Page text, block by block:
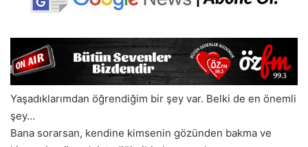
Yaşadıklarımdan öğrendiğim bir şey var. Belki de en önemli
şey…
Bana sorarsan, kendine kimsenin gözünden bakma ve